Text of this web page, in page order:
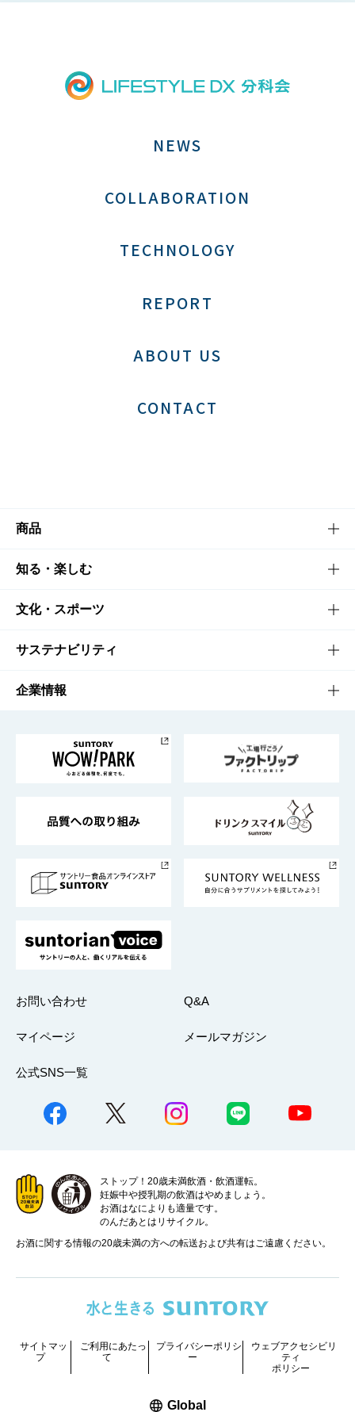
NEWS
COLLABORATION
TECHNOLOGY
REPORT
ABOUT US
CONTACT
商品
商品TOP
商品一覧
商品発売情報
栄養成分一覧
知る・楽しむ
知る・楽しむTOP
キャンペーン
工場見学
地域情報
文化・スポーツ
文化・スポーツTOP
サントリーホール
サントリーサンバーズ大阪
サステナビリティ
サステナビリティTOP
サントリーが考えるサステナビリティ経営
企業情報
企業概要
採用情報
お問い合わせ Q&A
マイページ メールマガジン
公式SNS一覧
ストップ！20歳未満飲酒・飲酒運転。
妊娠中や授乳期の飲酒はやめましょう。
お酒はなによりも適量です。
のんだあとはリサイクル。
お酒に関する情報の20歳未満の方への転送および共有はご遠慮ください。
サイトマッ
プ
ご利用にあたっ
て
プライバシーポリシ
ー
ウェブアクセシビリ
ティ
ポリシー
Global新しいウィンドウで開く